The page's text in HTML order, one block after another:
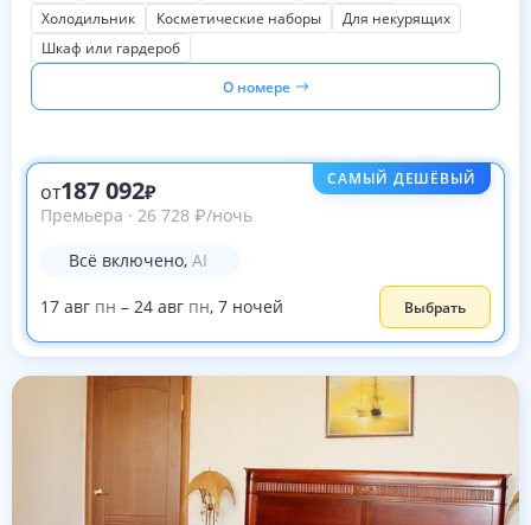
Холодильник
Косметические наборы
Для некурящих
Шкаф или гардероб
О номере
САМЫЙ ДЕШЁВЫЙ
от187 092
Премьера · 26 728 ₽/ночь
Всё включено, AI
17 авг пн – 24 авг пн, 7 ночей Выбрать